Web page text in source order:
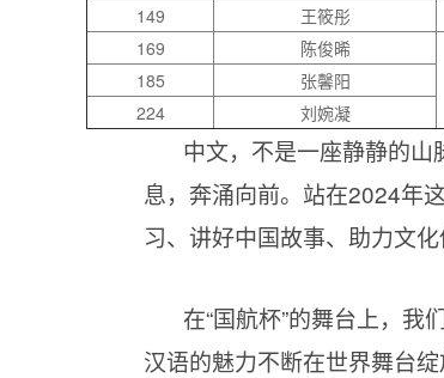
149
王筱彤
169
陈俊晞
185
张馨阳
224
刘婉凝
中文，不是一座静静的
息，奔涌向前。站在2024年
习、讲好中国故事、助力文化
在“国航杯”的舞台上，我
汉语的魅力不断在世界舞台